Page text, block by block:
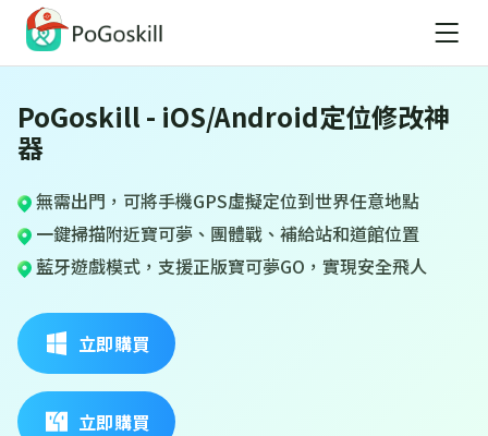
PoGoskill - iOS/Android定位修改神
器
無需出門，可將手機GPS虛擬定位到世界任意地點
一鍵掃描附近寶可夢、團體戰、補給站和道館位置
藍牙遊戲模式，支援正版寶可夢GO，實現安全飛人
立即購買
立即購買